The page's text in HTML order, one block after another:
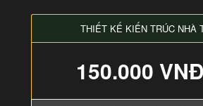
THIẾT KẾ KIẾN TRÚC NHÀ
150.000